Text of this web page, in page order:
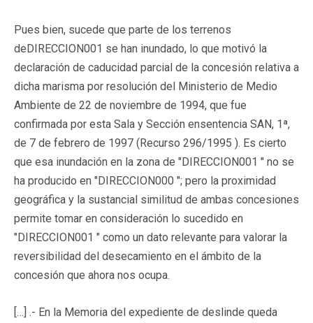
Pues bien, sucede que parte de los terrenos
deDIRECCION001 se han inundado, lo que motivó la
declaración de caducidad parcial de la concesión relativa a
dicha marisma por resolución del Ministerio de Medio
Ambiente de 22 de noviembre de 1994, que fue
confirmada por esta Sala y Sección ensentencia SAN, 1ª,
de 7 de febrero de 1997 (Recurso 296/1995 ). Es cierto
que esa inundación en la zona de "DIRECCION001 " no se
ha producido en "DIRECCION000 "; pero la proximidad
geográfica y la sustancial similitud de ambas concesiones
permite tomar en consideración lo sucedido en
"DIRECCION001 " como un dato relevante para valorar la
reversibilidad del desecamiento en el ámbito de la
concesión que ahora nos ocupa.
[…] .- En la Memoria del expediente de deslinde queda